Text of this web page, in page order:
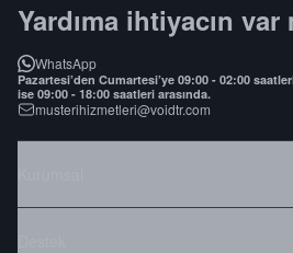
Yardıma ihtiyacın var
WhatsApp
Pazartesi’den Cumartesi’ye 09:00 - 02:00
ise 09:00 - 18:00 saatleri arasında.
musterihizmetleri@voidtr.com